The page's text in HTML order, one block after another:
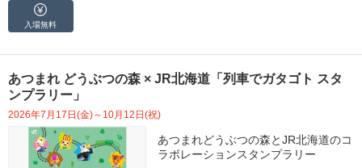
入場無料
あつまれ どうぶつの森 × JR北海道「列車でガタゴト スタ
ンプラリー」
2026年7月17日(金)～10月12日(祝)
あつまれどうぶつの森とJR北海道のコ
ラボレーションスタンプラリー